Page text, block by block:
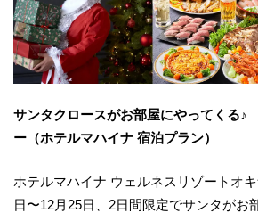
サンタクロースがお部屋にやってくる♪
ー（ホテルマハイナ 宿泊プラン）
ホテルマハイナ ウェルネスリゾートオ
日〜12月25日、2日間限定でサンタがお